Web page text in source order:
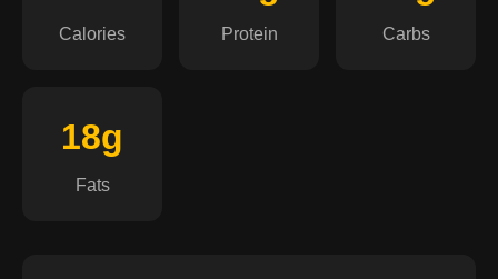
Calories Protein Carbs
18g
Fats